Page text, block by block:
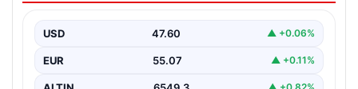
USD 47.60 ▲ +0.06%
EUR 55.07 ▲ +0.11%